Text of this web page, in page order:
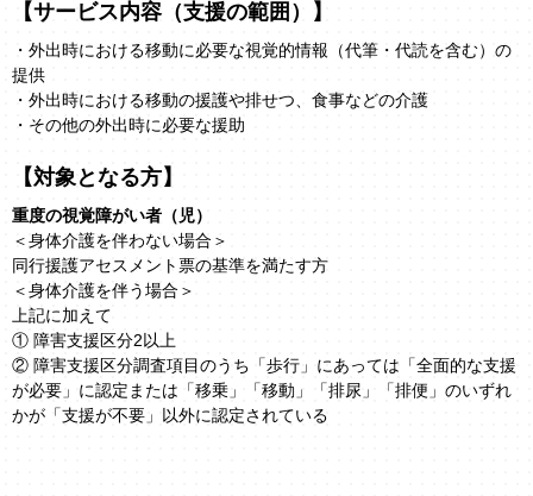
【サービス内容（支援の範囲）】
・外出時における移動に必要な視覚的情報（代筆・代読を含む）の
提供
・外出時における移動の援護や排せつ、食事などの介護
・その他の外出時に必要な援助
【対象となる方】
重度の視覚障がい者（児）
＜身体介護を伴わない場合＞
同行援護アセスメント票の基準を満たす方
＜身体介護を伴う場合＞
上記に加えて
① 障害支援区分2以上
② 障害支援区分調査項目のうち「歩行」にあっては「全面的な支援
が必要」に認定または「移乗」「移動」「排尿」「排便」のいずれ
かが「支援が不要」以外に認定されている